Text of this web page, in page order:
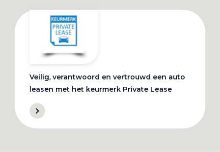
Veilig, verantwoord en vertrouwd een auto
leasen met het keurmerk Private Lease